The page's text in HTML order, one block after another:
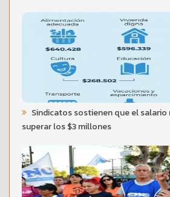
Sindicatos sostienen que el
superar los $3 millones